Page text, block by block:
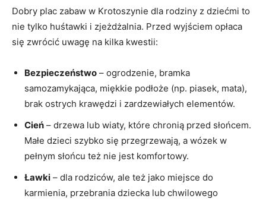
Dobry plac zabaw w Krotoszynie dla rodziny z dziećmi to
nie tylko huśtawki i zjeżdżalnia. Przed wyjściem opłaca
się zwrócić uwagę na kilka kwestii:
Bezpieczeństwo – ogrodzenie, bramka
samozamykająca, miękkie podłoże (np. piasek, mata),
brak ostrych krawędzi i zardzewiałych elementów.
Cień – drzewa lub wiaty, które chronią przed słońcem.
Małe dzieci szybko się przegrzewają, a wózek w
pełnym słońcu też nie jest komfortowy.
Ławki – dla rodziców, ale też jako miejsce do
karmienia, przebrania dziecka lub chwilowego